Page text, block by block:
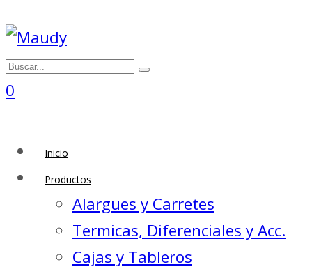
0
Inicio
Productos
Alargues y Carretes
Termicas, Diferenciales y Acc.
Cajas y Tableros